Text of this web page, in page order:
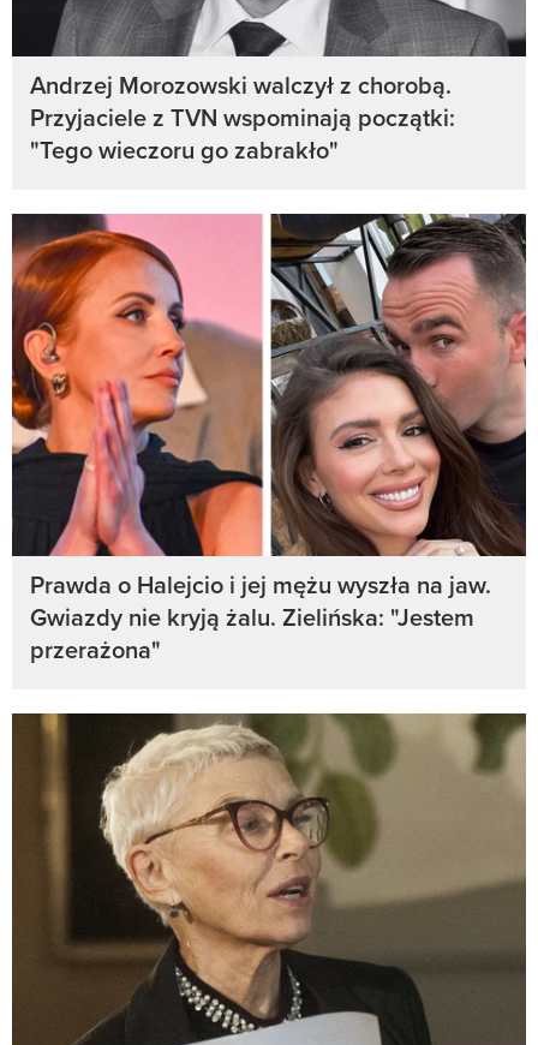
Andrzej Morozowski walczył z chorobą.
Przyjaciele z TVN wspominają początki:
"Tego wieczoru go zabrakło"
Prawda o Halejcio i jej mężu wyszła na jaw.
Gwiazdy nie kryją żalu. Zielińska: "Jestem
przerażona"